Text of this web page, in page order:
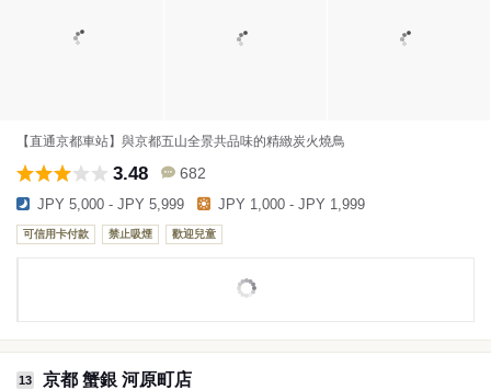
【直通京都車站】與京都五山全景共品味的精緻炭火燒鳥
3.48 682
JPY 5,000 - JPY 5,999 JPY 1,000 - JPY 1,999
可信用卡付款 禁止吸煙 歡迎兒童
13 京都 蟹銀 河原町店